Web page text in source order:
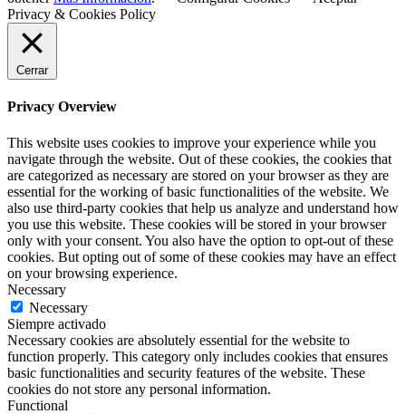
Privacy & Cookies Policy
Cerrar
Privacy Overview
This website uses cookies to improve your experience while you
navigate through the website. Out of these cookies, the cookies that
are categorized as necessary are stored on your browser as they are
essential for the working of basic functionalities of the website. We
also use third-party cookies that help us analyze and understand how
you use this website. These cookies will be stored in your browser
only with your consent. You also have the option to opt-out of these
cookies. But opting out of some of these cookies may have an effect
on your browsing experience.
Necessary
Necessary
Siempre activado
Necessary cookies are absolutely essential for the website to
function properly. This category only includes cookies that ensures
basic functionalities and security features of the website. These
cookies do not store any personal information.
Functional